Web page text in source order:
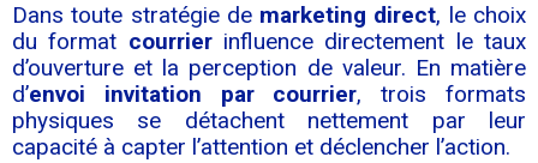
Dans toute stratégie de marketing direct, le choix
du format courrierinfluence directement le taux
d’ouverture et la perception de valeur. En matière
d’envoi invitation par courrier, trois formats
physiques se détachent nettement par leur
capacité à capter l’attention et déclencher l’action.